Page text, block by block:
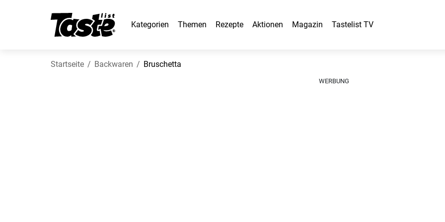
Kategorien Themen Rezepte Aktionen Magazin Tastelist TV
Startseite Backwaren Bruschetta
WERBUNG